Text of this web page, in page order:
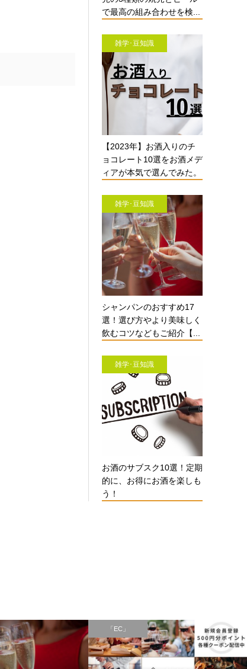
で最高の組み合わせを検...
雑学･豆知識
【2023年】お酒入りのチ
ョコレート10選をお酒メデ
ィアが本気で選んでみた。
雑学･豆知識
シャンパンのおすすめ17
選！選び方やより美味しく
飲むコツなどもご紹介【...
雑学･豆知識
お酒のサブスク10選！定期
的に、お得にお酒を楽しも
う！
「EC」